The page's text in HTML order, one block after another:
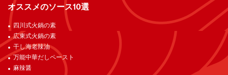
オススメのソース10選
四川式火鍋の素
広東式火鍋の素
干し海老辣油
万能中華だしペースト
麻辣醤